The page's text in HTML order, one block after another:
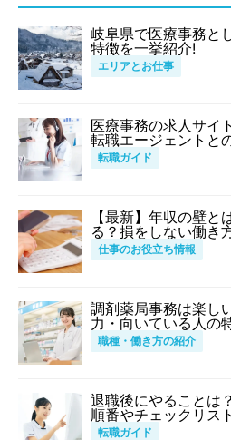
岐阜県で医療事務と
特徴を一挙紹介!
エリアとお仕事
医療事務の求人サイ
転職エージェントと
転職ガイド
【最新】年収の壁
る？損をしない働き
仕事のお役立ち情報
調剤薬局事務は楽し
力・向いている人の
職種・働き方の紹介
退職後にやることは
順番やチェックリス
転職ガイド